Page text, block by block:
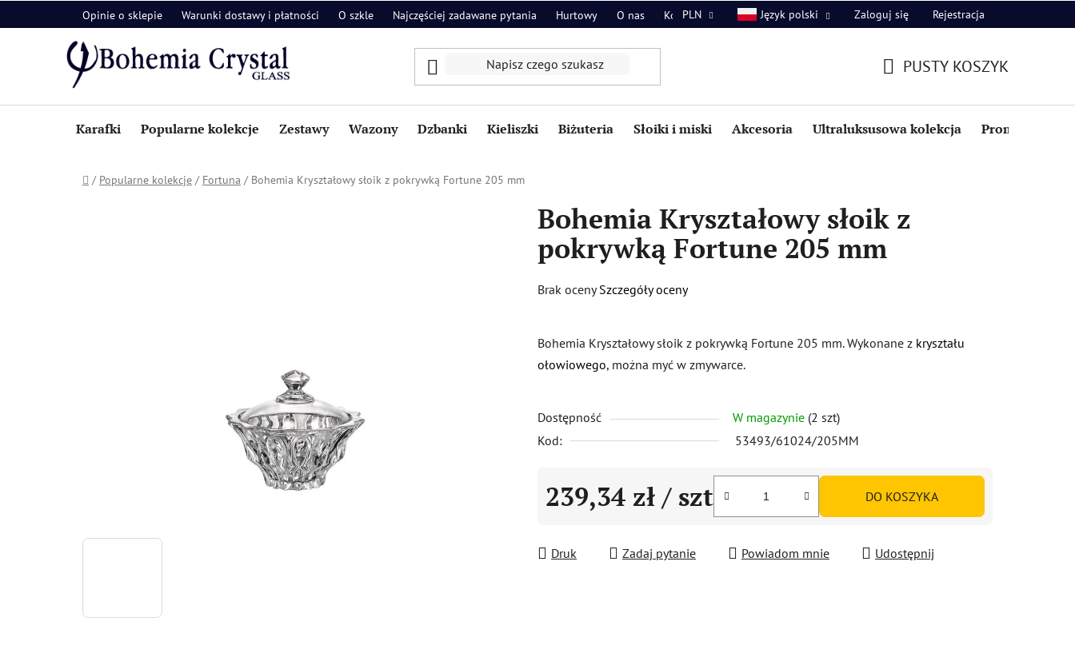
do
Opinie o sklepie Warunki dostawy i płatności O szkle Najczęściej zadawane pytania Hurtowy O nas Kontakt
PLN Język polski Zaloguj się Rejestracja
PUSTY KOSZYK
Karafki Popularne kolekcje Zestawy Wazony Dzbanki Kieliszki Biżuteria Słoiki i miski Akcesoria Ultraluksusowa kolekcja Promocje i
Home
/ Popularne kolekcje / Fortuna / Bohemia Kryształowy słoik z pokrywką Fortune 205 mm
Bohemia Kryształowy słoik z
pokrywką Fortune 205 mm
Średnia
wynosi
0,0
5
gwiazdek.
Brak oceny Szczegóły oceny
Bohemia Kryształowy słoik z pokrywką Fortune 205 mm. Wykonane z kryształu
ołowiowego, można myć w zmywarce.
Dostępność W magazynie (2 szt)
Kod:
53493/61024/205MM
239,34 zł / szt DO KOSZYKA
Druk Zadaj pytanie Powiadom mnie Udostępnij